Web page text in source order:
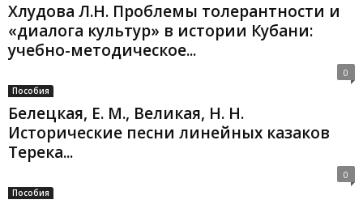
Хлудова Л.Н. Проблемы толерантности и
«диалога культур» в истории Кубани:
учебно-методическое...
0
Пособия
Белецкая, Е. М., Великая, Н. Н.
Исторические песни линейных казаков
Терека...
0
Пособия